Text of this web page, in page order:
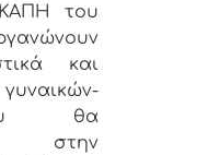
του
και
θα
στην